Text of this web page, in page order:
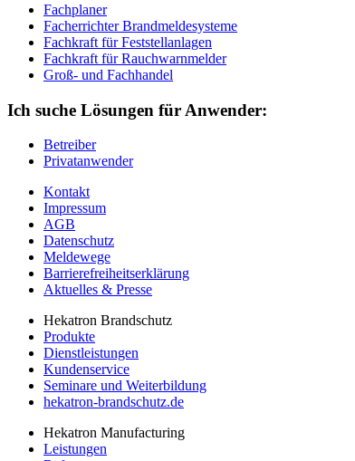
Fachplaner
Facherrichter Brandmeldesysteme
Fachkraft für Feststellanlagen
Fachkraft für Rauchwarnmelder
Groß- und Fachhandel
Ich suche Lösungen für Anwender:
Betreiber
Privatanwender
Kontakt
Impressum
AGB
Datenschutz
Meldewege
Barrierefreiheitserklärung
Aktuelles & Presse
Hekatron Brandschutz
Produkte
Dienstleistungen
Kundenservice
Seminare und Weiterbildung
hekatron-brandschutz.de
Hekatron Manufacturing
Leistungen